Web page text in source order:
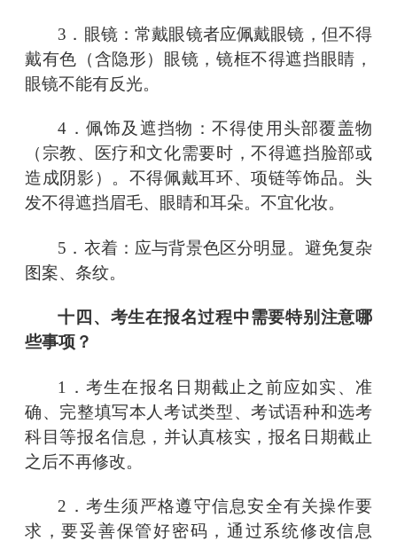
3．眼镜：常戴眼镜者应佩戴眼镜，但不得
戴有色（含隐形）眼镜，镜框不得遮挡眼睛，
眼镜不能有反光。
4．佩饰及遮挡物：不得使用头部覆盖物
（宗教、医疗和文化需要时，不得遮挡脸部或
造成阴影）。不得佩戴耳环、项链等饰品。头
发不得遮挡眉毛、眼睛和耳朵。不宜化妆。
5．衣着：应与背景色区分明显。避免复杂
图案、条纹。
十四、考生在报名过程中需要特别注意哪
些事项？
1．考生在报名日期截止之前应如实、准
确、完整填写本人考试类型、考试语种和选考
科目等报名信息，并认真核实，报名日期截止
之后不再修改。
2．考生须严格遵守信息安全有关操作要
求，要妥善保管好密码，通过系统修改信息